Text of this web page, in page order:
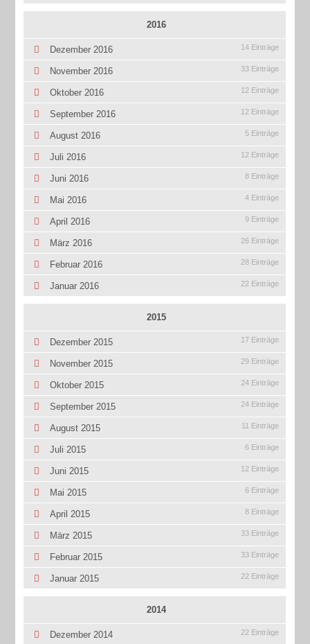
2016
Dezember 2016 14 Einträge
November 2016 33 Einträge
Oktober 2016 12 Einträge
September 2016 12 Einträge
August 2016 5 Einträge
Juli 2016 12 Einträge
Juni 2016 8 Einträge
Mai 2016 4 Einträge
April 2016 9 Einträge
März 2016 26 Einträge
Februar 2016 28 Einträge
Januar 2016 22 Einträge
2015
Dezember 2015 17 Einträge
November 2015 29 Einträge
Oktober 2015 24 Einträge
September 2015 24 Einträge
August 2015 11 Einträge
Juli 2015 6 Einträge
Juni 2015 12 Einträge
Mai 2015 6 Einträge
April 2015 8 Einträge
März 2015 33 Einträge
Februar 2015 33 Einträge
Januar 2015 22 Einträge
2014
Dezember 2014 22 Einträge